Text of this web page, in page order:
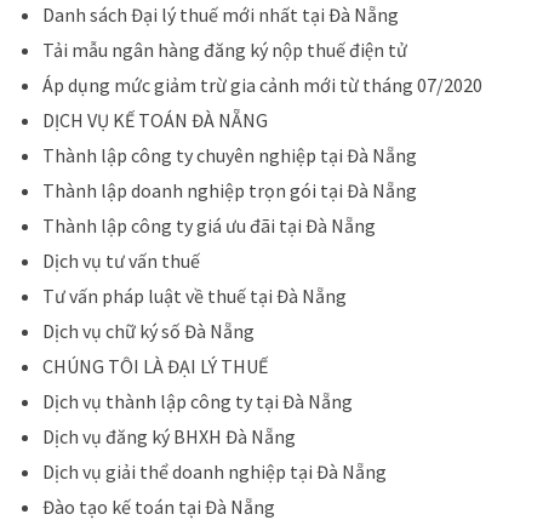
Danh sách Đại lý thuế mới nhất tại Đà Nẵng
Tải mẫu ngân hàng đăng ký nộp thuế điện tử
Áp dụng mức giảm trừ gia cảnh mới từ tháng 07/2020
DỊCH VỤ KẾ TOÁN ĐÀ NẴNG
Thành lập công ty chuyên nghiệp tại Đà Nẵng
Thành lập doanh nghiệp trọn gói tại Đà Nẵng
Thành lập công ty giá ưu đãi tại Đà Nẵng
Dịch vụ tư vấn thuế
Tư vấn pháp luật về thuế tại Đà Nẵng
Dịch vụ chữ ký số Đà Nẵng
CHÚNG TÔI LÀ ĐẠI LÝ THUẾ
Dịch vụ thành lập công ty tại Đà Nẵng
Dịch vụ đăng ký BHXH Đà Nẵng
Dịch vụ giải thể doanh nghiệp tại Đà Nẵng
Đào tạo kế toán tại Đà Nẵng